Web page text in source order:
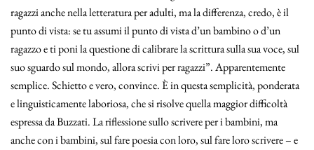
ragazzi anche nella letteratura per adulti, ma la differenza, credo, è il
punto di vista: se tu assumi il punto di vista d’un bambino o d’un
ragazzo e ti poni la questione di calibrare la scrittura sulla sua voce, sul
suo sguardo sul mondo, allora scrivi per ragazzi”. Apparentemente
semplice. Schietto e vero, convince. È in questa semplicità, ponderata
e linguisticamente laboriosa, che si risolve quella maggior difficoltà
espressa da Buzzati. La riflessione sullo scrivere per i bambini, ma
anche con i bambini, sul fare poesia con loro, sul fare loro scrivere – e